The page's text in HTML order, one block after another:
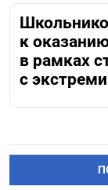
к
в рамках
с